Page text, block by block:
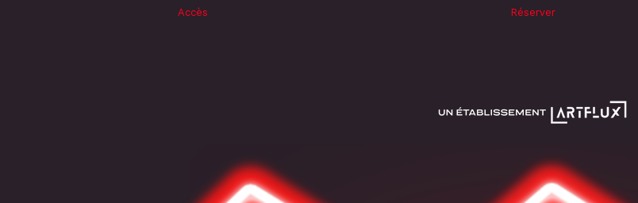
Accès Réserver